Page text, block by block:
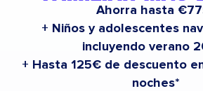
Ahorra hasta
+ Niños y adolescentes
incluyendo verano
+ Hasta 125€ de descuento
noches*